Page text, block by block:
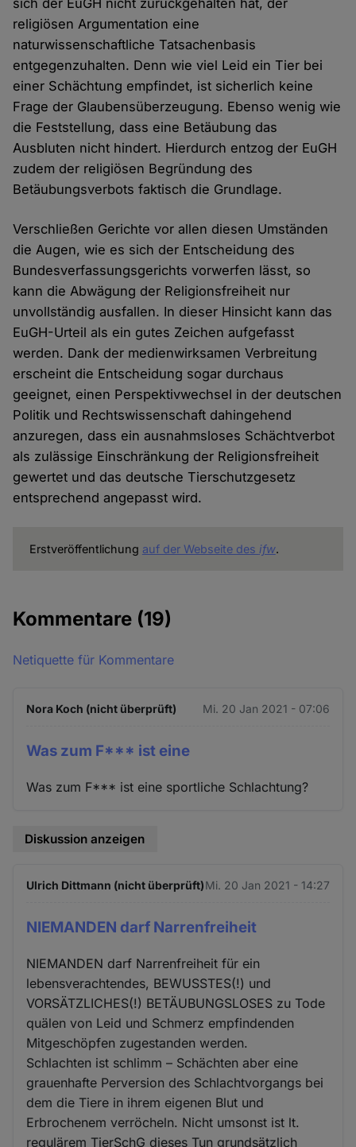
sich der EuGH nicht zurückgehalten hat, der
religiösen Argumentation eine
naturwissenschaftliche Tatsachenbasis
entgegenzuhalten. Denn wie viel Leid ein Tier bei
einer Schächtung empfindet, ist sicherlich keine
Frage der Glaubensüberzeugung. Ebenso wenig wie
die Feststellung, dass eine Betäubung das
Ausbluten nicht hindert. Hierdurch entzog der EuGH
zudem der religiösen Begründung des
Betäubungsverbots faktisch die Grundlage.
Verschließen Gerichte vor allen diesen Umständen
die Augen, wie es sich der Entscheidung des
Bundesverfassungsgerichts vorwerfen lässt, so
kann die Abwägung der Religionsfreiheit nur
unvollständig ausfallen. In dieser Hinsicht kann das
EuGH-Urteil als ein gutes Zeichen aufgefasst
werden. Dank der medienwirksamen Verbreitung
erscheint die Entscheidung sogar durchaus
geeignet, einen Perspektivwechsel in der deutschen
Politik und Rechtswissenschaft dahingehend
anzuregen, dass ein ausnahmsloses Schächtverbot
als zulässige Einschränkung der Religionsfreiheit
gewertet und das deutsche Tierschutzgesetz
entsprechend angepasst wird.
Erstveröffentlichung auf der Webseite des ifw.
Kommentare (19)
Netiquette für Kommentare
Nora Koch (nicht überprüft) Mi. 20 Jan 2021 - 07:06
Was zum F*** ist eine
Was zum F*** ist eine sportliche Schlachtung?
Diskussion anzeigen
Ulrich Dittmann (nicht überprüft)Mi. 20 Jan 2021 - 14:27
NIEMANDEN darf Narrenfreiheit
NIEMANDEN darf Narrenfreiheit für ein
lebensverachtendes, BEWUSSTES(!) und
VORSÄTZLICHES(!) BETÄUBUNGSLOSES zu Tode
quälen von Leid und Schmerz empfindenden
Mitgeschöpfen zugestanden werden.
Schlachten ist schlimm – Schächten aber eine
grauenhafte Perversion des Schlachtvorgangs bei
dem die Tiere in ihrem eigenen Blut und
Erbrochenem verröcheln. Nicht umsonst ist lt.
regulärem TierSchG dieses Tun grundsätzlich